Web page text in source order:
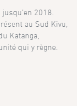
2018.
au Sud Kivu,
Katanga,
qui y règne.